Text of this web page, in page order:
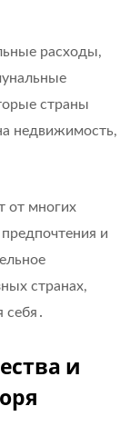
расходы,
страны
недвижимость,
от многих
и
странах,
и